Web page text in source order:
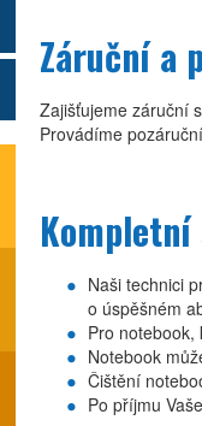
Záruční a
Zajišťujeme záruční
Provádíme
Kompletní
Naši technici
o úspěšném
Pro
Notebook
Čištění
Po příjmu